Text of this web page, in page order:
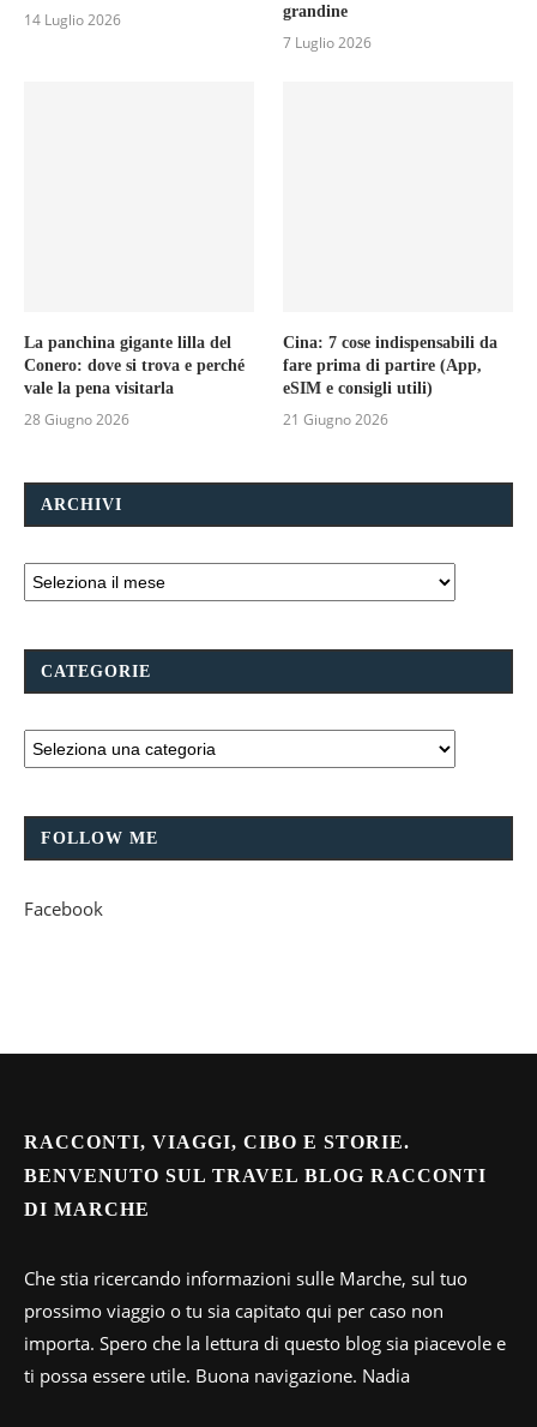
14 Luglio 2026
grandine
7 Luglio 2026
La panchina gigante lilla del
Conero: dove si trova e perché
vale la pena visitarla
28 Giugno 2026
Cina: 7 cose indispensabili da
fare prima di partire (App,
eSIM e consigli utili)
21 Giugno 2026
ARCHIVI
CATEGORIE
FOLLOW ME
Facebook
RACCONTI, VIAGGI, CIBO E STORIE.
BENVENUTO SUL TRAVEL BLOG RACCONTI
DI MARCHE
Che stia ricercando informazioni sulle Marche, sul tuo
prossimo viaggio o tu sia capitato qui per caso non
importa. Spero che la lettura di questo blog sia piacevole e
ti possa essere utile. Buona navigazione. Nadia